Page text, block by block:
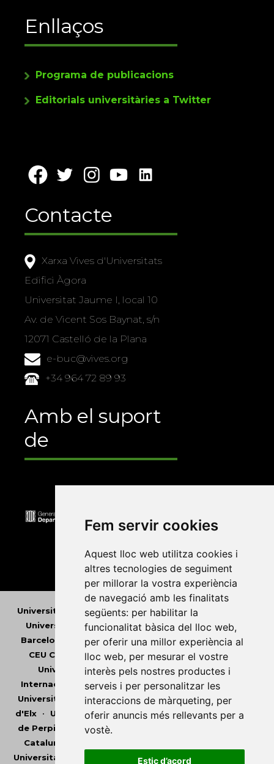
Fem servir cookies
Aquest lloc web utilitza cookies i
altres tecnologies de seguiment
per millorar la vostra experiència
de navegació amb les finalitats
següents: per habilitar la
funcionalitat bàsica del lloc web,
per oferir una millor experiència al
lloc web, per mesurar el vostre
interès pels nostres productes i
serveis i per personalitzar les
interaccions de màrqueting, per
oferir anuncis més rellevants per a
vostè.
Estic d’acord
Enllaços
Programa de publicacions
Editorials universitàries a Twitter
Contacte
Xarxa Vives d'Universitats
Edifici Àgora
Universitat Jaume I, local 10
Av. de Vicent Sos Baynat, s/n
12071 Castelló de la Plana
e-buc@vives.org
+34 964 72 89 93
Amb el suport
de
Universitat Abat Oliba CEU•Universitat d'Alacant
Universitat d'Andorra•Universitat Autònoma de
Barcelona
Universitat de Barcelona•Universitat
CEU Cardenal Herrera
•Universitat de Girona
Universitat de les Illes Balears•Universitat
Internacional de Catalunya •Universitat Jaume I
Universitat de Lleida•Universitat Miguel Hernández
d'Elx• Universitat Oberta de Catalunya•Universitat
de Perpinyà Via Domitia
Catalunya
Universitat Pompeu Fabra
•Universitat Ramon Llull